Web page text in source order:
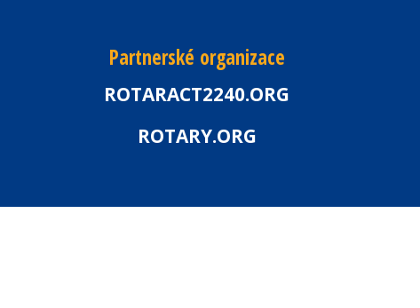
Partnerské organizace
ROTARACT2240.ORG
ROTARY.ORG